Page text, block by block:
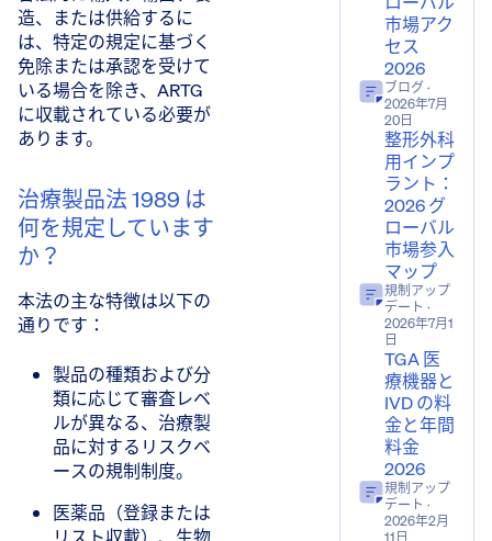
造、または供給するに
は、特定の規定に基づく
免除または承認を受けて
いる場合を除き、ARTG
に収載されている必要が
あります。
治療製品法 1989 は
何を規定しています
か？
本法の主な特徴は以下の
通りです：
製品の種類および分
類に応じて審査レベ
ルが異なる、治療製
品に対するリスクベ
ースの規制制度。
医薬品（登録または
市場アク
セス
2026
ブログ·
2026年7月
20日
整形外科
用インプ
ラント：
2026 グ
ローバル
市場参入
マップ
規制アップ
デート ·
2026年7月1
日
TGA 医
療機器と
IVD の料
金と年間
料金
2026
規制アップ
デート ·
2026年2月
11日